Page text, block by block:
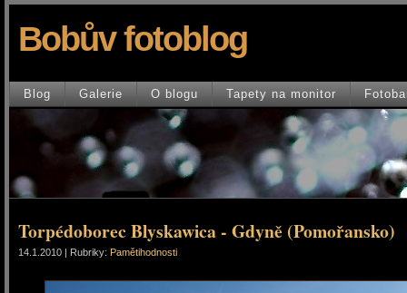
Bobův fotoblog
Blog Galerie O blogu Tapety na monitor
Torpédoborec Blyskawica - Gdyně (Pomořansko)
14.1.2010 | Rubriky: Pamětihodnosti